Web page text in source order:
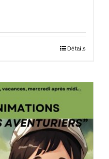
Détails